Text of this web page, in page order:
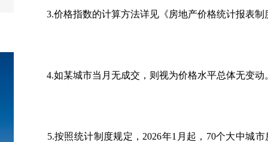
3.价格指数的计算方法详见《房地产价格统计报表制
4.如某城市当月无成交，则视为价格水平总体无变动
5.按照统计制度规定， 2026年1 月起， 70个大中城市